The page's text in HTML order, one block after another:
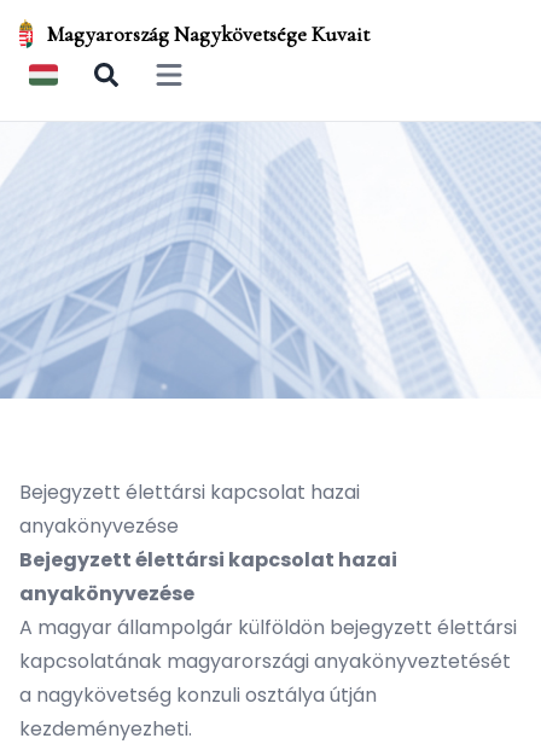
Magyarország Nagykövetsége Kuvait
Open main menu
Bejegyzett élettársi kapcsolat hazai
anyakönyvezése
Bejegyzett élettársi kapcsolat hazai
anyakönyvezése
A magyar állampolgár külföldön bejegyzett élettársi
kapcsolatának magyarországi anyakönyveztetését
a nagykövetség konzuli osztálya útján
kezdeményezheti.